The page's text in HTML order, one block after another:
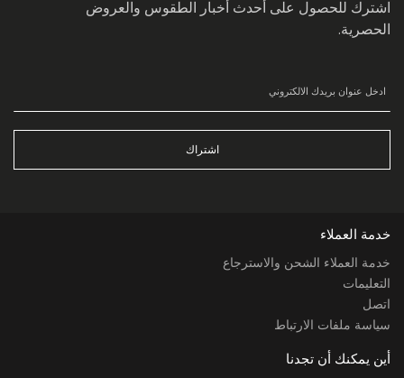
اشترك للحصول على أحدث أخبار الطقوس والعروض
الحصرية.
اشتراك
خدمة العملاء
خدمة العملاء الشحن والاسترجاع
التعليمات
اتصل
سياسة ملفات الارتباط
أين يمكنك أن تجدنا